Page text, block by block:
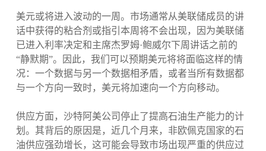
美元或将进入波动的一周。市场通常从美联储成员的讲
话中获得的粘合剂或指引本周将不会出现，因为美联储
已进入利率决定和主席杰罗姆·鲍威尔下周讲话之前的
“静默期”。因此，我们可以预期美元将将面临这样的情
况：一个数据与另一个数据相矛盾，或者当所有数据都
与一个方向一致时，美元将加速向一个方向移动。
供应方面，沙特阿美公司停止了提高石油生产能力的计
划。其背后的原因是，近几个月来，非欧佩克国家的石
油供应强劲增长，这可能会导致市场出现严重的供应过